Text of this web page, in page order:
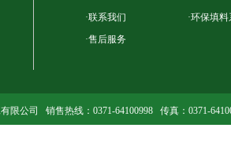
·联系我们
·售后服务
·环保填料
限公司 销售热线：0371-64100998 传真：0371-